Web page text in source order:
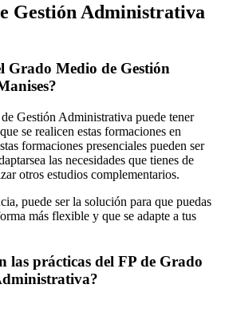
Gestión Administrativa
Grado Medio de Gestión
Gestión Administrativa puede tener
se realicen estas formaciones en
formaciones presenciales pueden ser
las necesidades que tienes de
otros estudios complementarios.
puede ser la solución para que puedas
más flexible y que se adapte a tus
las prácticas del FP de Grado